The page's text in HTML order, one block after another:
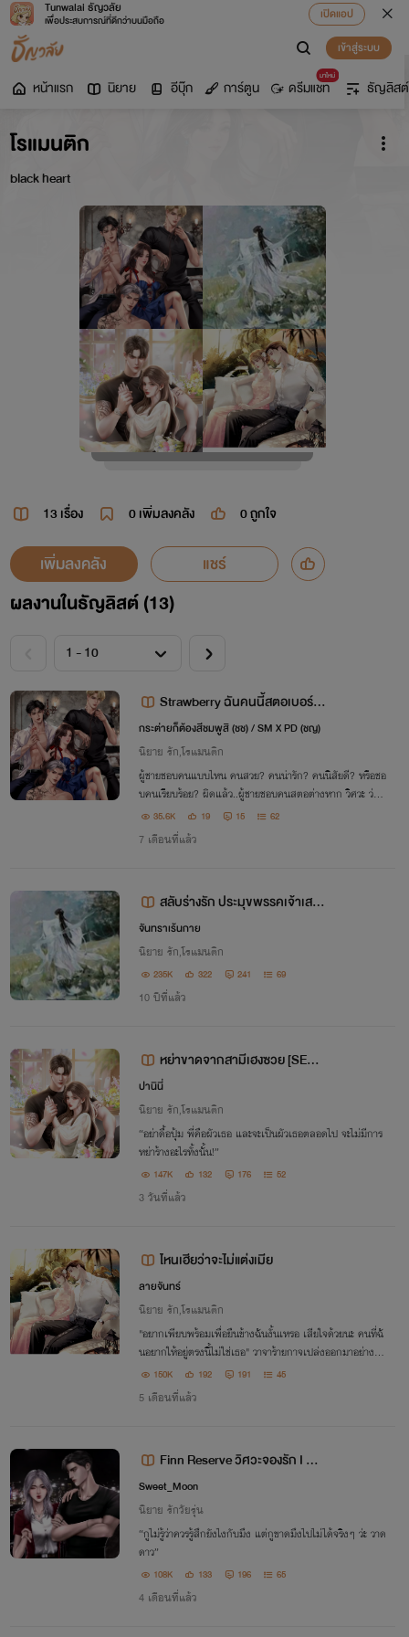
Tunwalai ธัญวลัย
เพื่อประสบการณ์ที่ดีกว่าบนมือถือ
เปิดแอป
เข้าสู่ระบบ
หน้าแรก นิยาย อีบุ๊ก การ์ตูน
มาใหม่
ดรีมแชท ธัญลิสต์
โรแมนติก
black heart
13 เรื่อง 0เพิ่มลงคลัง 0ถูกใจ
เพิ่มลงคลัง แชร์
ผลงานในธัญลิสต์ (13)
Strawberry ฉันคนนี้สตอเบอร์ 1
[ มี E-book ]
กระต่ายก็ต้องสีชมพูสิ (ชช) / SM X PD (ชญ)
นิยาย รัก,โรแมนติก
ผู้ชายชอบคนแบบไหน คนสวย? คนน่ารัก? คนนิสัยดี? หรือชอ
บคนเรียบร้อย? ผิดแล้ว..ผู้ชายชอบคนสตอต่างหาก วิศวะ ว่าที่
คุณหมอ หนุ่มบริหาร สมายคนนี้จะกวาดมาให้เรียบ
35.6K 19 15 62
7 เดือนที่แล้ว
สลับร่างรัก ประมุขพรรคเจ้าเสน่
ห์ 心醉女人
จันทราเร้นกาย
นิยาย รัก,โรแมนติก
235K 322 241 69
10 ปีที่แล้ว
หย่าขาดจากสามีเฮงซวย [SET ห
ย่าขาด]
ปานินี่
นิยาย รัก,โรแมนติก
“อย่าดื้อปุ้ม พี่คือผัวเธอ และจะเป็นผัวเธอตลอดไป จะไม่มีการ
หย่าร้างอะไรทั้งนั้น!”
147K 132 176 52
3 วันที่แล้ว
ไหนเฮียว่าจะไม่แต่งเมีย
ลายจันทร์
นิยาย รัก,โรแมนติก
"อยากเพียบพร้อมเพื่อยืนข้างฉันงั้นเหรอ เสียใจด้วยนะ คนที่ฉั
นอยากให้อยู่ตรงนี้ไม่ใช่เธอ" วาจาร้ายกาจเปล่งออกมาอย่างไม่
ไยดีคนที่ผลักไสเมียวันนั้นต้องมาร้องขอความรักในวันที่เธอให้เ
ขาเป็นได้แค่พ่อของลูก!
150K 192 191 45
5 เดือนที่แล้ว
Finn Reserve วิศวะจองรัก I มี E
-Book
Sweet_Moon
นิยาย รักวัยรุ่น
“กูไม่รู้ว่าควรรู้สึกยังไงกับมึง แต่กูขาดมึงไปไม่ได้จริงๆ ว่ะ วาด
ดาว”
108K 133 196 65
4 เดือนที่แล้ว